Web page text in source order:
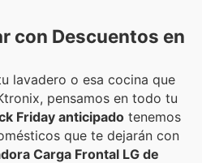
con Descuentos en
lavadero o esa cocina que
pensamos en todo tu
Friday anticipado tenemos
que te dejarán con
Carga Frontal LG de